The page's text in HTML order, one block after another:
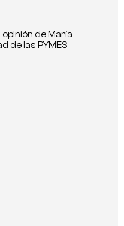
de María
de las PYMES